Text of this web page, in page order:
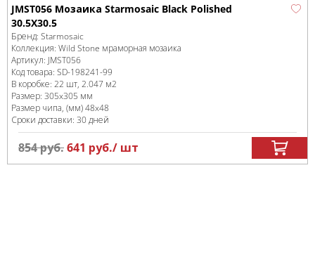
JMST056 Мозаика Starmosaic Black Polished
30.5X30.5
Бренд: Starmosaic
Коллекция: Wild Stone мраморная мозаика
Артикул: JMST056
Код товара: SD-198241-99
В коробке: 22 шт, 2.047 м2
Размер: 305x305 мм
Размер чипа, (мм)48x48
Сроки доставки: 30 дней
854руб.641 руб./ шт